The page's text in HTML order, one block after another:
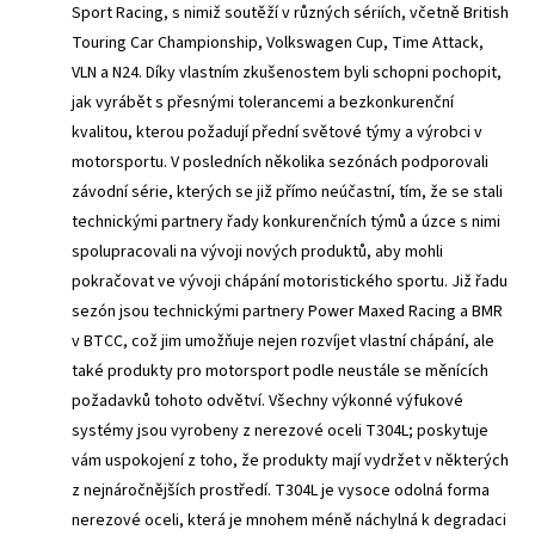
Sport Racing, s nimiž soutěží v různých sériích, včetně British
Touring Car Championship, Volkswagen Cup, Time Attack,
VLN a N24. Díky vlastním zkušenostem byli schopni pochopit,
jak vyrábět s přesnými tolerancemi a bezkonkurenční
kvalitou, kterou požadují přední světové týmy a výrobci v
motorsportu. V posledních několika sezónách podporovali
závodní série, kterých se již přímo neúčastní, tím, že se stali
technickými partnery řady konkurenčních týmů a úzce s nimi
spolupracovali na vývoji nových produktů, aby mohli
pokračovat ve vývoji chápání motoristického sportu. Již řadu
sezón jsou technickými partnery Power Maxed Racing a BMR
v BTCC, což jim umožňuje nejen rozvíjet vlastní chápání, ale
také produkty pro motorsport podle neustále se měnících
požadavků tohoto odvětví. Všechny výkonné výfukové
systémy jsou vyrobeny z nerezové oceli T304L; poskytuje
vám uspokojení z toho, že produkty mají vydržet v některých
z nejnáročnějších prostředí. T304L je vysoce odolná forma
nerezové oceli, která je mnohem méně náchylná k degradaci